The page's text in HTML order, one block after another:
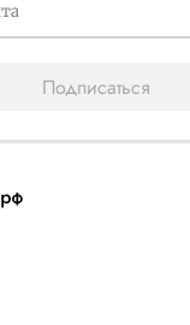
Подписаться